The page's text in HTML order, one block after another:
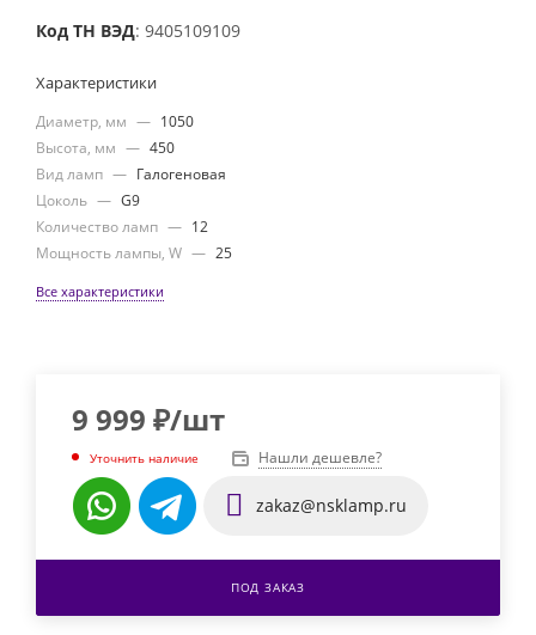
Код ТН ВЭД: 9405109109
Характеристики
Диаметр, мм — 1050
Высота, мм — 450
Вид ламп — Галогеновая
Цоколь — G9
Количество ламп — 12
Мощность лампы, W — 25
Все характеристики
9 999 ₽/шт
Уточнить наличие Нашли дешевле?
zakaz@nsklamp.ru
ПОД ЗАКАЗ